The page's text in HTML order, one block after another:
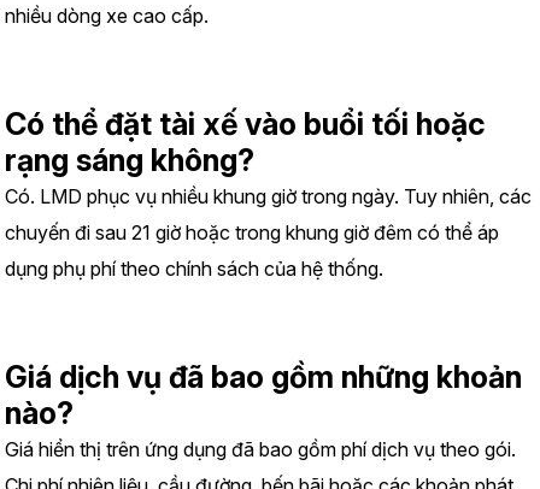
nhiều dòng xe cao cấp.
Có thể đặt tài xế vào buổi tối hoặc
rạng sáng không?
Có. LMD phục vụ nhiều khung giờ trong ngày. Tuy nhiên, các
chuyến đi sau 21 giờ hoặc trong khung giờ đêm có thể áp
dụng phụ phí theo chính sách của hệ thống.
Giá dịch vụ đã bao gồm những khoản
nào?
Giá hiển thị trên ứng dụng đã bao gồm phí dịch vụ theo gói.